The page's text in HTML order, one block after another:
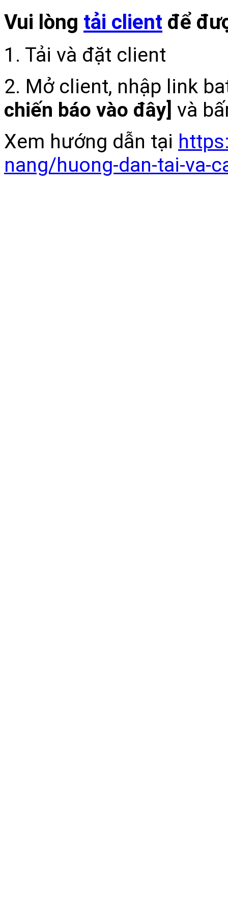
Vui lòng tải client để
1. Tải và đặt client
2. Mở client, nhập link
chiến báo vào đây] và
Xem hướng dẫn tại
nang/huong-dan-tai-va-